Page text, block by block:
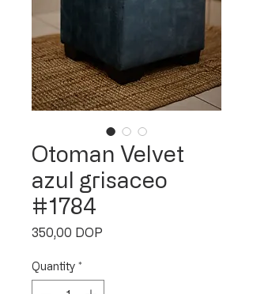
Otoman Velvet
azul grisaceo
#1784
350,00 DOP
Quantity *